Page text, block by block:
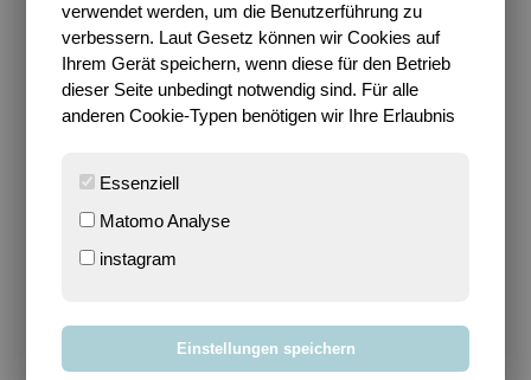
gemeinsam eines der Weihnachtsgeschenke
zusammen. Zwei geschafft, ein Karton fehlt noch.
verwendet werden, um die Benutzerführung zu
verbessern. Laut Gesetz können wir Cookies auf
Ihrem Gerät speichern, wenn diese für den Betrieb
dieser Seite unbedingt notwendig sind. Für alle
anderen Cookie-Typen benötigen wir Ihre Erlaubnis
Essenziell
Matomo Analyse
instagram
Einstellungen speichern